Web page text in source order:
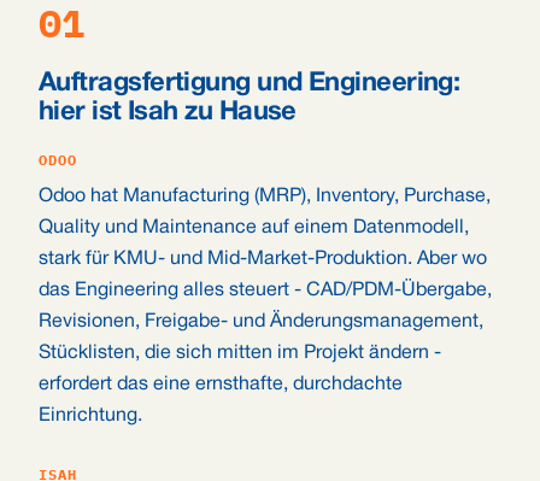
01
Auftragsfertigung und Engineering:
hier ist Isah zu Hause
ODOO
Odoo hat Manufacturing (MRP), Inventory, Purchase,
Quality und Maintenance auf einem Datenmodell,
stark für KMU- und Mid-Market-Produktion. Aber wo
das Engineering alles steuert - CAD/PDM-Übergabe,
Revisionen, Freigabe- und Änderungsmanagement,
Stücklisten, die sich mitten im Projekt ändern -
erfordert das eine ernsthafte, durchdachte
Einrichtung.
ISAH